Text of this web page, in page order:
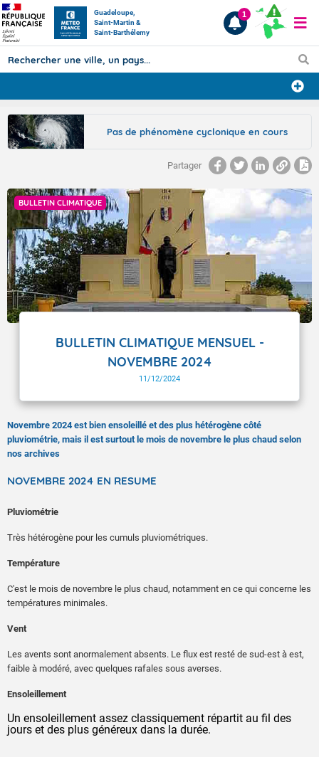
Guadeloupe,
Saint-Martin &
Saint-Barthélemy
Prévisions
Articles
1
Pas de phénomène cyclonique en cours
Partager
BULLETIN CLIMATIQUE
BULLETIN CLIMATIQUE MENSUEL -
NOVEMBRE 2024
11/12/2024
Novembre 2024 est bien ensoleillé et des plus hétérogène côté
pluviométrie, mais il est surtout le mois de novembre le plus chaud selon
nos archives
NOVEMBRE 2024 EN RESUME
Pluviométrie
Très hétérogène pour les cumuls pluviométriques.
Température
C'est le mois de novembre le plus chaud, notamment en ce qui concerne les
températures minimales.
Vent
Les avents sont anormalement absents. Le flux est resté de sud-est à est,
faible à modéré, avec quelques rafales sous averses.
Ensoleillement
Un ensoleillement assez classiquement répartit au fil des
jours et des plus généreux dans la durée.